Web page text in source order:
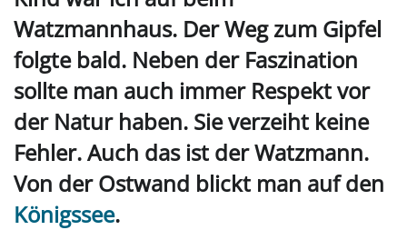
Watzmannhaus. Der Weg zum Gipfel
folgte bald. Neben der Faszination
sollte man auch immer Respekt vor
der Natur haben. Sie verzeiht keine
Fehler. Auch das ist der Watzmann.
Von der Ostwand blickt man auf den
Königssee.